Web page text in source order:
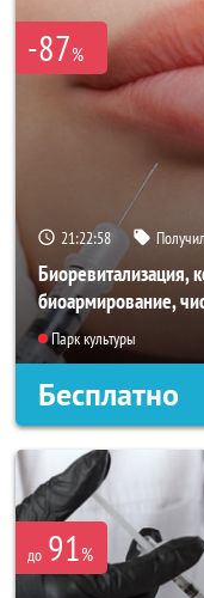
-87%
21:22:56
Биоревитализация,
биоармирование,
Парк культуры
Бесплатно
до 91%